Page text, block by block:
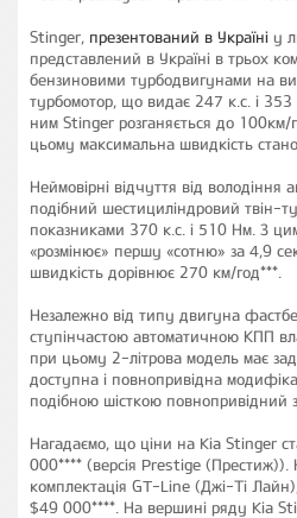
Stinger, презентований в Україні у
представлений в Україні в трьох
бензиновими турбодвигунами на
турбомотор, що видає 247 к.с. і
ним Stinger розганяється до 100км/
цьому максимальна швидкість
Неймовірні відчуття від володіння
подібний шестициліндровий твін-
показниками 370 к.с. і 510 Нм. З
«розмінює» першу «сотню» за 4,9
швидкість дорівнює 270 км/год***.
Незалежно від типу двигуна
ступінчастою автоматичною КПП
при цьому 2-літрова модель має
доступна і повнопривідна
подібною шісткою повнопривідний
Нагадаємо, що ціни на Kia Stinger
000**** (версія Prestige (Престиж)).
комплектація GT-Line (Джі-Ті Лайн),
$49 000****. На вершині ряду Kia